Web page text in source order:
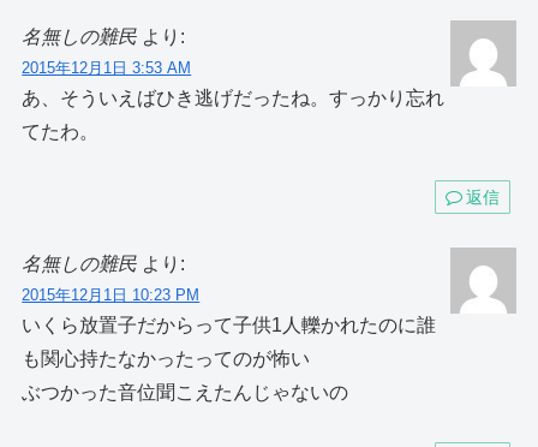
名無しの難民 より:
2015年12月1日 3:53 AM
あ、そういえばひき逃げだったね。すっかり忘れ
てたわ。
返信
名無しの難民 より:
2015年12月1日 10:23 PM
いくら放置子だからって子供1人轢かれたのに誰
も関心持たなかったってのが怖い
ぶつかった音位聞こえたんじゃないの